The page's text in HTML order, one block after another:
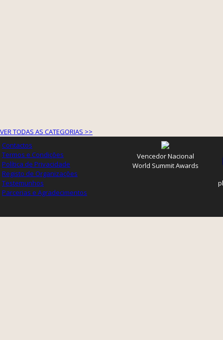
VER TODAS AS CATEGORIAS >>
Contactos
Termos e Condições
Política de Privacidade
Registo de Organizações
Testemunhos
Parcerias e Agradecimentos
Vencedor Nacional
World Summit Awards